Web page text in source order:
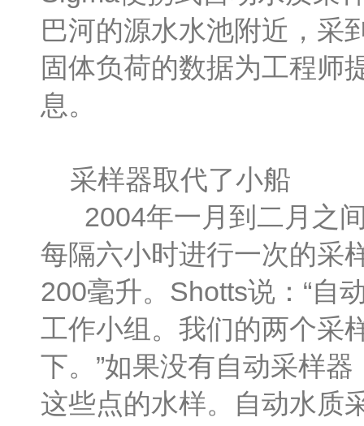
巴河的源水水池附近，采
固体负荷的数据为工程师
息。
采样器取代了小船
2004年一月到二月之间
每隔六小时进行一次的采
200毫升。Shotts说：“自
工作小组。我们的两个采
下。”如果没有自动采样
这些点的水样。自动水质